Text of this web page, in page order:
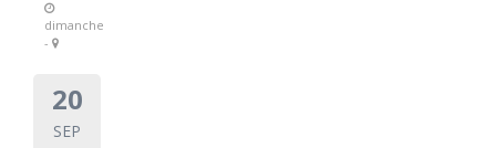
dimanche
-
20
SEP